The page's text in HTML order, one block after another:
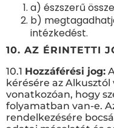
a) észszerű
b)
intézkedést.
10. AZ ÉRINTETTI
10.1 Hozzáférési jog:
kérésére az
vonatkozóan, hogy
folyamatban van-e.
rendelkezésére